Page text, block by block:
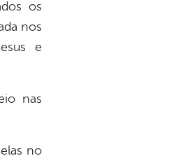
os
nos
e
nas
no